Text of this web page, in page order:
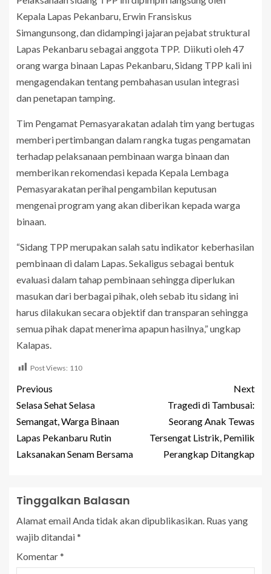
Kepala Lapas Pekanbaru, Erwin Fransiskus
Simangunsong, dan didampingi jajaran pejabat struktural
Lapas Pekanbaru sebagai anggota TPP. Diikuti oleh 47
orang warga binaan Lapas Pekanbaru, Sidang TPP kali ini
mengagendakan tentang pembahasan usulan integrasi
dan penetapan tamping.
Tim Pengamat Pemasyarakatan adalah tim yang bertugas
memberi pertimbangan dalam rangka tugas pengamatan
terhadap pelaksanaan pembinaan warga binaan dan
memberikan rekomendasi kepada Kepala Lembaga
Pemasyarakatan perihal pengambilan keputusan
mengenai program yang akan diberikan kepada warga
binaan.
“Sidang TPP merupakan salah satu indikator keberhasilan
pembinaan di dalam Lapas. Sekaligus sebagai bentuk
evaluasi dalam tahap pembinaan sehingga diperlukan
masukan dari berbagai pihak, oleh sebab itu sidang ini
harus dilakukan secara objektif dan transparan sehingga
semua pihak dapat menerima apapun hasilnya,” ungkap
Kalapas.
Post Views: 110
Previous
Selasa Sehat Selasa
Semangat, Warga Binaan
Lapas Pekanbaru Rutin
Laksanakan Senam Bersama
Next
Tragedi di Tambusai:
Seorang Anak Tewas
Tersengat Listrik, Pemilik
Perangkap Ditangkap
Tinggalkan Balasan
Alamat email Anda tidak akan dipublikasikan. Ruas yang
wajib ditandai*
Komentar*